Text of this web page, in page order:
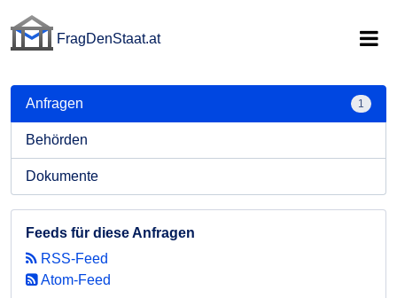
FragDenStaat.at
Anfragen 1
Behörden
Dokumente
Feeds für diese Anfragen
RSS-Feed
Atom-Feed